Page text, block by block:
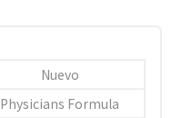
Nuevo
Physicians Formula